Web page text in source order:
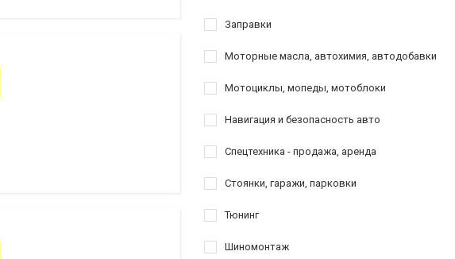
Заправки
Моторные масла, автохимия, автодобавки
Мотоциклы, мопеды, мотоблоки
Навигация и безопасность авто
Спецтехника - продажа, аренда
Стоянки, гаражи, парковки
Тюнинг
Шиномонтаж